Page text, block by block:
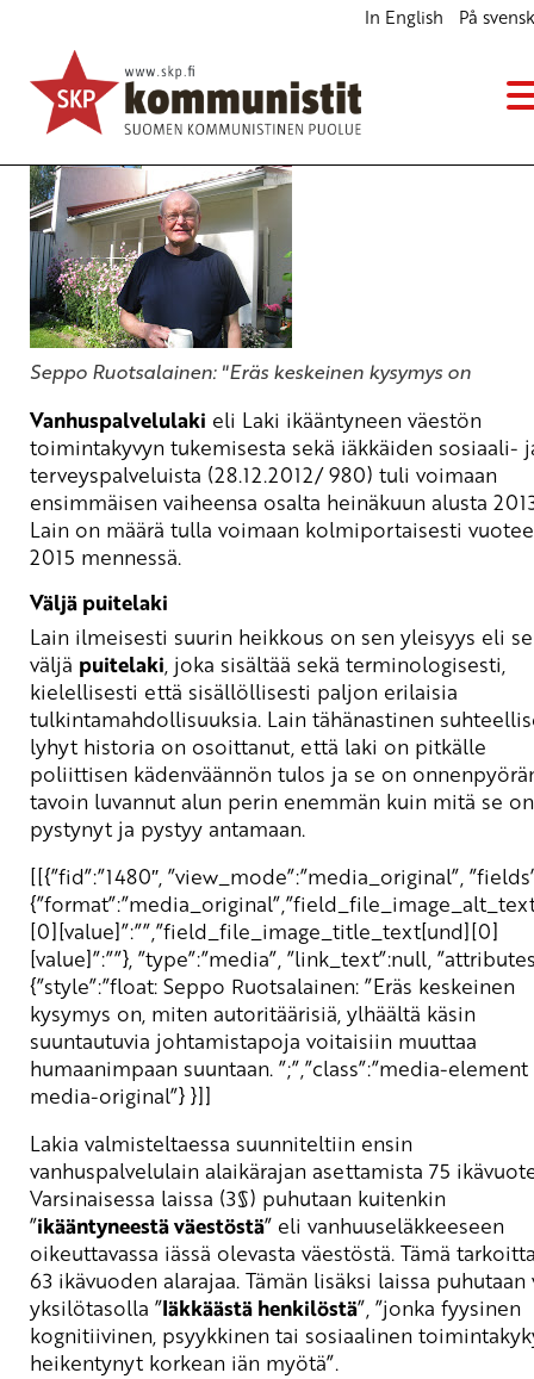
In English På
Saatiin vanhuspalvelulaki – entä sitten ?
Blogi
29.9.2014 - 9:55
Seppo Ruotsalainen: "Eräs keskeinen kysymys on
Vanhuspalvelulaki eli Laki ikääntyneen väestön
toimintakyvyn tukemisesta sekä iäkkäiden sosiaali-
terveyspalveluista (28.12.2012/ 980) tuli voimaan
ensimmäisen vaiheensa osalta heinäkuun alusta
Lain on määrä tulla voimaan kolmiportaisesti
2015 mennessä.
Väljä puitelaki
Lain ilmeisesti suurin heikkous on sen yleisyys eli
väljä puitelaki, joka sisältää sekä terminologisesti,
kielellisesti että sisällöllisesti paljon erilaisia
tulkintamahdollisuuksia. Lain tähänastinen
lyhyt historia on osoittanut, että laki on pitkälle
poliittisen kädenväännön tulos ja se on
tavoin luvannut alun perin enemmän kuin mitä se on
pystynyt ja pystyy antamaan.
[[{”fid”:”1480″, ”view_mode”:”media_original”,
[0][value]”:””,”field_file_image_title_text[und][0]
[value]”:””}, ”type”:”media”, ”link_text”:null,
{”style”:”float: Seppo Ruotsalainen: ”Eräs keskeinen
kysymys on, miten autoritäärisiä, ylhäältä käsin
suuntautuvia johtamistapoja voitaisiin muuttaa
humaanimpaan suuntaan. ”;”,”class”:”media-
media-original”} }]]
Lakia valmisteltaessa suunniteltiin ensin
vanhuspalvelulain alaikärajan asettamista 75
Varsinaisessa laissa (3§) puhutaan kuitenkin
”ikääntyneestä väestöstä” eli vanhuuseläkkeeseen
oikeuttavassa iässä olevasta väestöstä. Tämä
63 ikävuoden alarajaa. Tämän lisäksi laissa puhutaan
yksilötasolla ”Iäkkäästä henkilöstä”, ”jonka fyysinen
kognitiivinen, psyykkinen tai sosiaalinen
heikentynyt korkean iän myötä”.